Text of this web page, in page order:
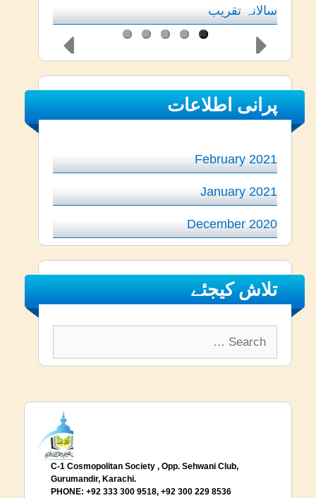
سالانہ تقریب
پرانی اطلاعات
February 2021
January 2021
December 2020
تلاش کیجئے
C-1 Cosmopolitan Society , Opp. Sehwani Club,
Gurumandir, Karachi.
PHONE: +92 333 300 9518, +92 300 229 8536